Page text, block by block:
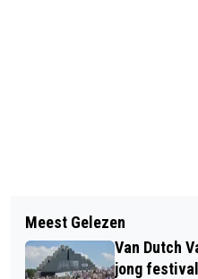
COLUMN VAN DE
PIONIEREN
SINTERKLAAS
RODE KRUIS
Meest Gelezen
Van Dutch
jong